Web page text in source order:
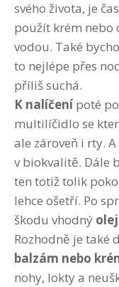
svého života, je
použít krém nebo
vodou. Také
to nejlépe přes
příliš suchá.
K nalíčenípoté
multilíčidlo se
ale zároveň i rty.
v biokvalitě. Dále
ten totiž tolik
lehce ošetří. Po
škodu vhodný
Rozhodně je také
balzám nebo
nohy, lokty a